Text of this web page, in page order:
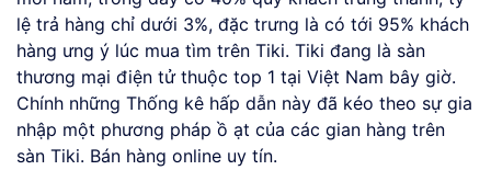
lệ trả hàng chỉ dưới 3%, đặc trưng là có tới 95% khách
hàng ưng ý lúc mua tìm trên Tiki. Tiki đang là sàn
thương mại điện tử thuộc top 1 tại Việt Nam bây giờ.
Chính những Thống kê hấp dẫn này đã kéo theo sự gia
nhập một phương pháp ồ ạt của các gian hàng trên
sàn Tiki. Bán hàng online uy tín.